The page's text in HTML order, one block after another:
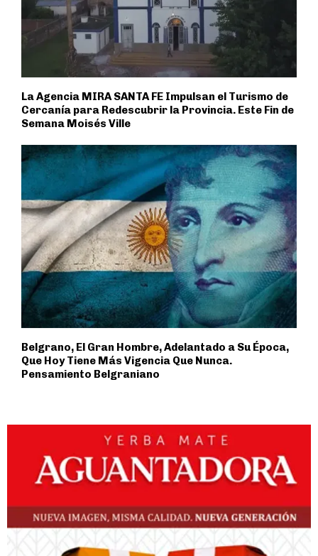
La Agencia MIRA SANTA FE Impulsan el Turismo de
Cercanía para Redescubrir la Provincia. Este Fin de
Semana Moisés Ville
Belgrano, El Gran Hombre, Adelantado a Su Época,
Que Hoy Tiene Más Vigencia Que Nunca.
Pensamiento Belgraniano